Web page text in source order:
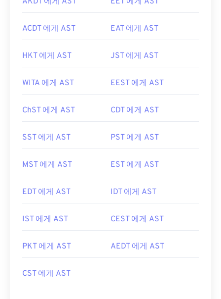
ACDT 에게 AST EAT 에게 AST
HKT 에게 AST JST 에게 AST
WITA 에게 AST EEST 에게 AST
ChST 에게 AST CDT 에게 AST
SST 에게 AST PST 에게 AST
MST 에게 AST EST 에게 AST
EDT 에게 AST IDT 에게 AST
IST 에게 AST CEST 에게 AST
PKT 에게 AST AEDT 에게 AST
CST 에게 AST